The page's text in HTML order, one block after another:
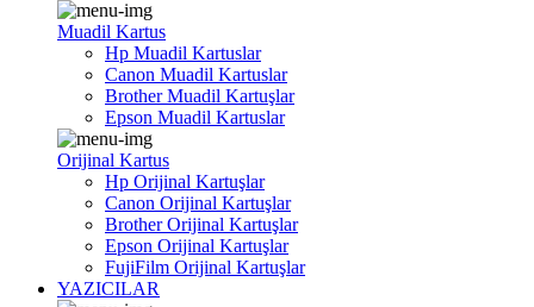
Muadil Kartus
Hp Muadil Kartuslar
Canon Muadil Kartuslar
Brother Muadil Kartuşlar
Epson Muadil Kartuslar
Orijinal Kartus
Hp Orijinal Kartuşlar
Canon Orijinal Kartuşlar
Brother Orijinal Kartuşlar
Epson Orijinal Kartuşlar
FujiFilm Orijinal Kartuşlar
YAZICILAR